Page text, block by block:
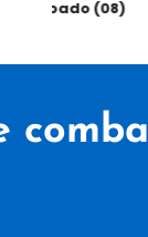
(08)